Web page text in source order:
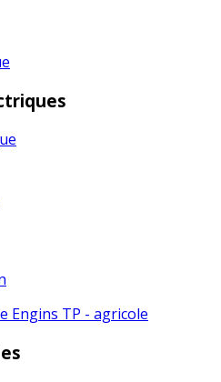
Engins TP - agricole